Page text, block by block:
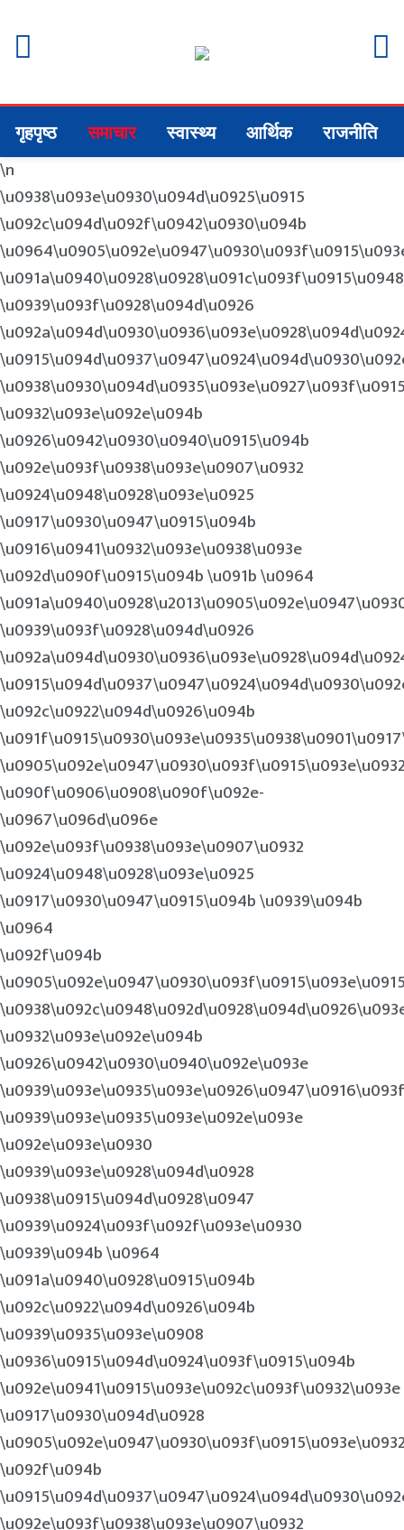
गृहपृष्ठ समाचार स्वास्थ्य आर्थिक राजनीति
\n
\u0938\u093e\u0930\u094d\u0925\u0915
\u092c\u094d\u092f\u0942\u0930\u094b
\u091a\u0940\u0928\u0928\u091c\u093f\u0915\u0948
\u0939\u093f\u0928\u094d\u0926
\u0932\u093e\u092e\u094b
\u0926\u0942\u0930\u0940\u0915\u094b
\u092e\u093f\u0938\u093e\u0907\u0932
\u0924\u0948\u0928\u093e\u0925
\u0917\u0930\u0947\u0915\u094b
\u0916\u0941\u0932\u093e\u0938\u093e
\u092d\u090f\u0915\u094b \u091b \u0964
\u0939\u093f\u0928\u094d\u0926
\u092c\u0922\u094d\u0926\u094b
\u090f\u0906\u0908\u090f\u092e-
\u0967\u096d\u096e
\u092e\u093f\u0938\u093e\u0907\u0932
\u0924\u0948\u0928\u093e\u0925
\u0917\u0930\u0947\u0915\u094b \u0939\u094b
\u0964
\u092f\u094b
\u0932\u093e\u092e\u094b
\u0926\u0942\u0930\u0940\u092e\u093e
\u0939\u093e\u0935\u093e\u0926\u0947\u0916\u093f
\u0939\u093e\u0935\u093e\u092e\u093e
\u092e\u093e\u0930
\u0939\u093e\u0928\u094d\u0928
\u0938\u0915\u094d\u0928\u0947
\u0939\u0924\u093f\u092f\u093e\u0930
\u0939\u094b \u0964
\u091a\u0940\u0928\u0915\u094b
\u092c\u0922\u094d\u0926\u094b
\u0939\u0935\u093e\u0908
\u0936\u0915\u094d\u0924\u093f\u0915\u094b
\u092e\u0941\u0915\u093e\u092c\u093f\u0932\u093e
\u0917\u0930\u094d\u0928
\u092f\u094b
\u092e\u093f\u0938\u093e\u0907\u0932